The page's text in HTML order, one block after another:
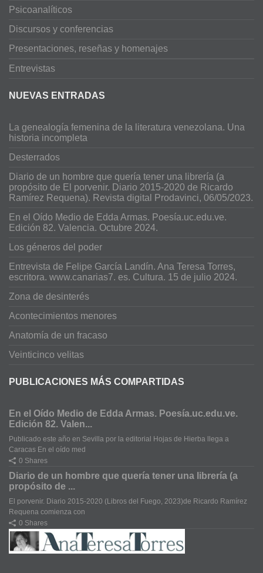
Psicoanalíticos
Discursos y conferencias
Presentaciones, reseñas y homenajes
Entrevistas
NUEVAS ENTRADAS
La genealogía femenina de la literatura venezolana. Una
historia incompleta
Desterrados
Diario de un hombre que quería tener una librería (a
propósito de El porvenir. Diario 2015-2020 de Ricardo
Ramírez Requena). Revista digital Prodavinci, 06/05/2023.
En el Oído Medio de Edda Armas. Poesía.uc.edu.ve.
Edición 82. Valencia. Octubre 2024.
Los géneros del poder
Entrevista de Felipe García Landín. Ana Teresa Torres,
escritora. www.canarias7. es. Cultura. 15 de julio 2024.
Zona de desinterés
Acontecimientos menores
Anatomía de un fracaso
Veinticinco velitas
PUBLICACIONES MÁS COMPARTIDAS
En el Oído Medio de Edda Armas. Poesía.uc.edu.ve.
Edición 82. Valen...
Publicado este año en Sevilla por la editorial Hojas de Hierba llega a
Caracas En el oído med
0 Shares
Diario de un hombre que quería tener una librería (a
propósito de ...
El porvenir. Diario 2015-2020 (Libros del Fuego, 2023)de Ricardo Ramírez
Requena comienza con
0 Shares